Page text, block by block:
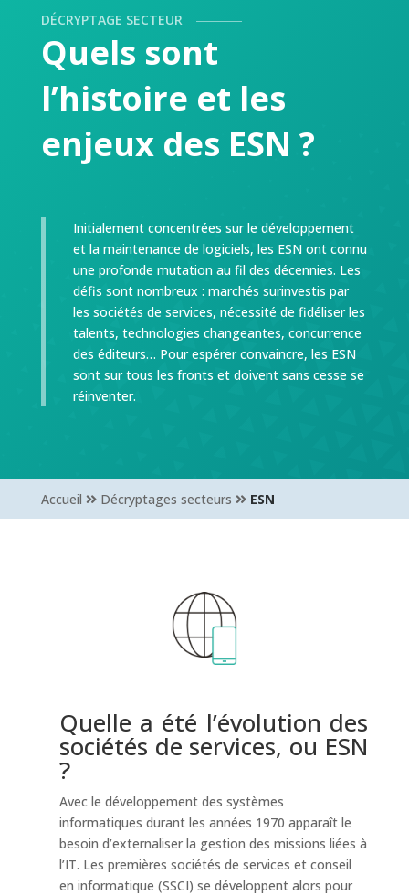
DÉCRYPTAGE SECTEUR
Quels sont
l’histoire et les
enjeux des ESN ?
Initialement concentrées sur le développement
et la maintenance de logiciels, les ESN ont connu
une profonde mutation au fil des décennies. Les
défis sont nombreux : marchés surinvestis par
les sociétés de services, nécessité de fidéliser les
talents, technologies changeantes, concurrence
des éditeurs… Pour espérer convaincre, les ESN
sont sur tous les fronts et doivent sans cesse se
réinventer.
Accueil Décryptages secteurs ESN
Quelle a été l’évolution des
sociétés de services, ou ESN
?
Avec le développement des systèmes
informatiques durant les années 1970 apparaît le
besoin d’externaliser la gestion des missions liées à
l’IT. Les premières sociétés de services et conseil
en informatique (SSCI) se développent alors pour